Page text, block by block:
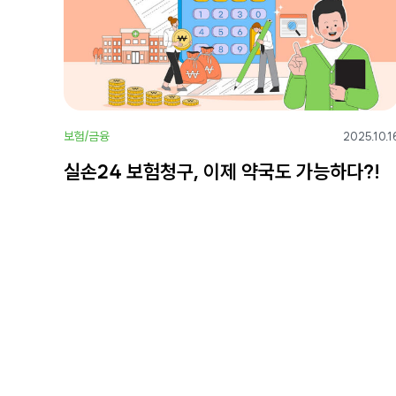
보험/금융
실손24 보험청구, 이제 약국도 가능하다?!